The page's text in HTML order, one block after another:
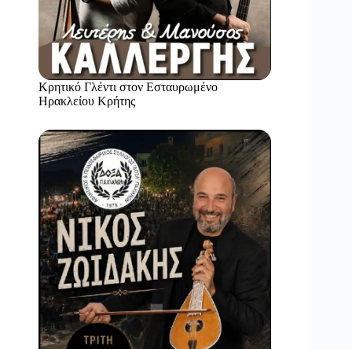
Κρητικό Γλέντι στον Εσταυρωμένο
Ηρακλείου Κρήτης